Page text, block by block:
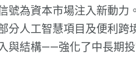
號為資本市場注入新動力
分人工智慧項目及便利跨
與結構——強化了中長期